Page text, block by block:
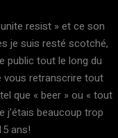
resist » et ce son
je suis resté scotché,
public tout le long du
vous retranscrire tout
que « beer » ou « tout
j’étais beaucoup trop
ans!